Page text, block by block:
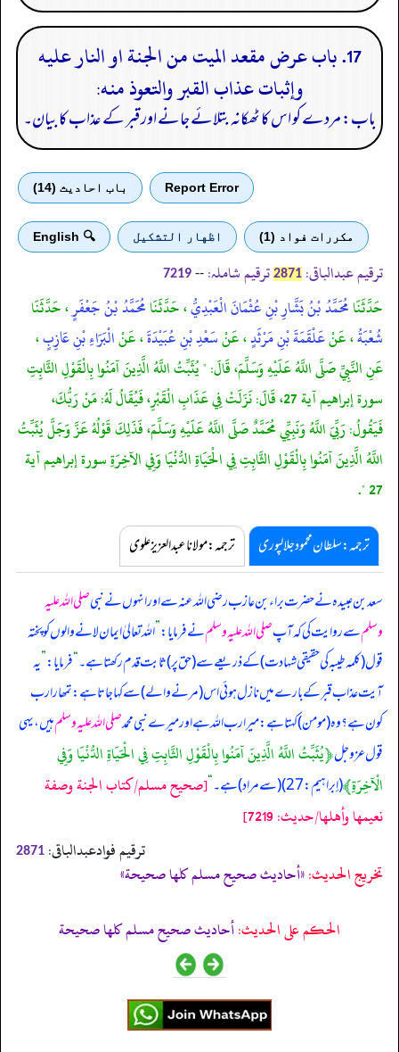
17. باب عرض مقعد الميت من الجنة او النار عليه
وإثبات عذاب القبر والتعوذ منه:
باب: مردے کو اس کا ٹھکانہ بتلائے جانے اور قبر کے عذاب کا بیان۔
Report Error باب احادیث (14)
مكررات فواد (1) اظهار التشكيل 🔍 English
ترقیم عبدالباقی: 2871 ترقیم شاملہ: --
7219
حَدَّثَنَامُحَمَّدُ بْنُ بَشَّارِ بْنِ عُثْمَانَ الْعَبْدِيُّ، حَدَّثَنَامُحَمَّدُ بْنُ جَعْفَرٍ، حَدَّثَنَا
شُعْبَةُ، عَنْعَلْقَمَةَ بْنِ مَرْثَدٍ، عَنْسَعْدِ بْنِ عُبَيْدَةَ، عَنْالْبَرَاءِ بْنِ عَازِبٍ،
عَنِ النَّبِيِّ صَلَّى اللَّهُ عَلَيْهِ وَسَلَّمَ، قَالَ: " يُثَبِّتُ اللَّهُ الَّذِينَ آمَنُوا بِالْقَوْلِ الثَّابِتِ
سورة إبراهيم آية 27، قَالَ: نَزَلَتْ فِي عَذَابِ الْقَبْرِ، فَيُقَالُ لَهُ: مَنْ رَبُّكَ،
فَيَقُولُ: رَبِّيَ اللَّهُ وَنَبِيِّي مُحَمَّدٌ صَلَّى اللَّهُ عَلَيْهِ وَسَلَّمَ، فَذَلِكَ قَوْلُهُ عَزَّ وَجَلَّ يُثَبِّتُ
اللَّهُ الَّذِينَ آمَنُوا بِالْقَوْلِ الثَّابِتِ فِي الْحَيَاةِ الدُّنْيَا وَفِي الآخِرَةِ سورة إبراهيم آية
27 ".
ترجمہ:سلطان محمود جلالپوری ترجمہ:مولانا عبدالعزیز علوی
سعد بن عبیدہ نے حضرت براء بن عازب رضی اللہ عنہ سے اور انہوں نے نبیصلی اللہ علیہ
وسلمسے روایت کی کہ آپصلی اللہ علیہ وسلمنے فرمایا:”اللہ تعالیٰ ایمان لانے والوں کو پختہ
قول (کلمہ طیبہ کی حقیقی شہادت) کے ذریعے سے (حق پر) ثابت قدم رکھتا ہے۔“فرمایا:”یہ
آیت عذاب قبر کے بارے میں نازل ہوئی اس (مرنے والے) سے کہا جاتا ہے: تمھارا رب
کون ہے؟ وہ (مومن) کہتا ہے: میرا رب اللہ ہے اور میرے نبی محمدصلی اللہ علیہ وسلمہیں، یہی
قول عزوجل﴿يُثَبِّتُ اللَّهُ الَّذِينَ آمَنُوا بِالْقَوْلِ الثَّابِتِ فِي الْحَيَاةِ الدُّنْيَا وَفِي
الْآخِرَةِ﴾(إبراهيم: 27) (سے مراد) ہے۔ “[صحيح مسلم/كتاب الجنة وصفة
نعيمها وأهلها/حدیث: 7219]
ترقیم فوادعبدالباقی: 2871
تخریج الحدیث:«أحاديث صحيح مسلم كلها صحيحة»
الحكم على الحديث:أحاديث صحيح مسلم كلها صحيحة